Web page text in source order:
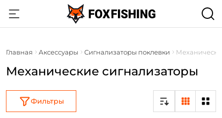
Главная Аксессуары Сигнализаторы поклевки
Механические сигнализаторы
Фильтры